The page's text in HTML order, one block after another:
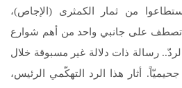
من ثمار الكمثرى (الإجاص)،
تصطف على جانبي واحد من أهم شوارع
رسالة ذات دلالة غير مسبوقة خلال
استمر 24 عاماً جحيميّاً. أثار هذا الرد التهكّمي الرئيس،